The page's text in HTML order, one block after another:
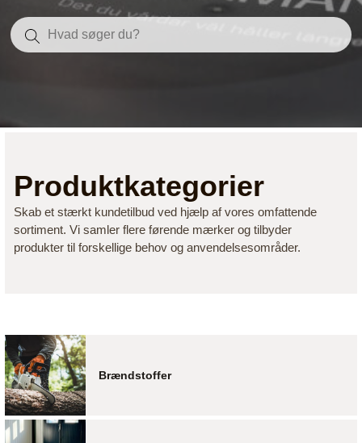
Search
Produktkategorier
Skab et stærkt kundetilbud ved hjælp af vores omfattende
sortiment. Vi samler flere førende mærker og tilbyder
produkter til forskellige behov og anvendelsesområder.
Brændstoffer